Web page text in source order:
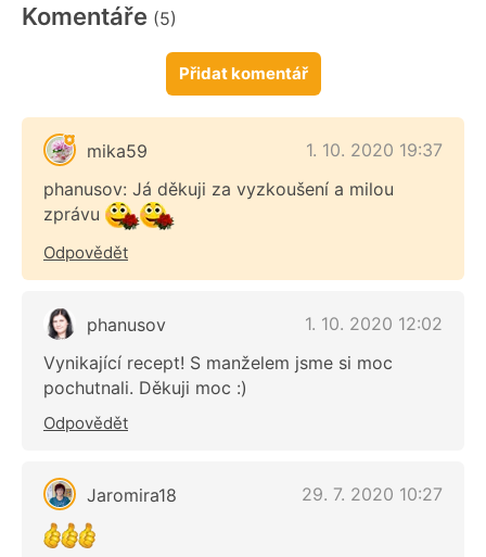
Komentáře (5)
Přidat komentář
mika59
1. 10. 2020 19:37
phanusov: Já děkuji za vyzkoušení a milou
zprávu
Odpovědět
phanusov
1. 10. 2020 12:02
Vynikající recept! S manželem jsme si moc
pochutnali. Děkuji moc :)
Odpovědět
Jaromira18 29. 7. 2020 10:27